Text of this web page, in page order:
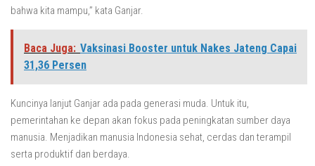
bahwa kita mampu,” kata Ganjar.
Baca Juga: Vaksinasi Booster untuk Nakes Jateng Capai
31,36 Persen
Kuncinya lanjut Ganjar ada pada generasi muda. Untuk itu,
pemerintahan ke depan akan fokus pada peningkatan sumber daya
manusia. Menjadikan manusia Indonesia sehat, cerdas dan terampil
serta produktif dan berdaya.